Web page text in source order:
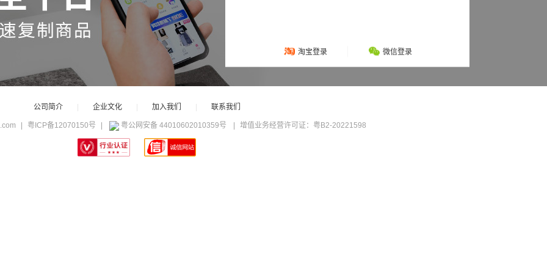
淘宝登录 微信登录
公司简介 企业文化 加入我们 联系我们
粤ICP备12070150号 粤公网安备 44010602010359号 增值业务经营许可证：粤B2-20221598